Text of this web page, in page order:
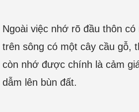
Ngoài việc nhớ rõ đầu thôn có
trên sông có một cây cầu gỗ,
còn nhớ được chính là cảm
dẫm lên bùn đất.